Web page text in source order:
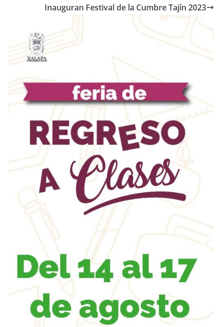
Inauguran Festival de la Cumbre Tajín 2023